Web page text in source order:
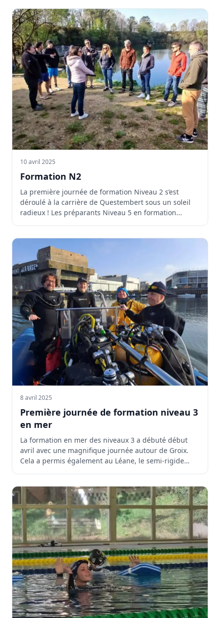
10 avril 2025
Formation N2
La première journée de formation Niveau 2 s’est
déroulé à la carrière de Questembert sous un soleil
radieux ! Les préparants Niveau 5 en formation...
8 avril 2025
Première journée de formation niveau 3
en mer
La formation en mer des niveaux 3 a débuté début
avril avec une magnifique journée autour de Groix.
Cela a permis également au Léane, le semi-rigide